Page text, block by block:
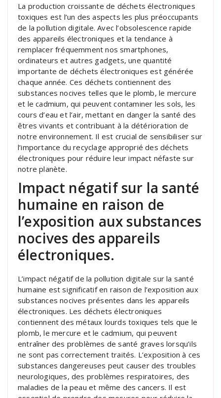
La production croissante de déchets électroniques
toxiques est l’un des aspects les plus préoccupants
de la pollution digitale. Avec l’obsolescence rapide
des appareils électroniques et la tendance à
remplacer fréquemment nos smartphones,
ordinateurs et autres gadgets, une quantité
importante de déchets électroniques est générée
chaque année. Ces déchets contiennent des
substances nocives telles que le plomb, le mercure
et le cadmium, qui peuvent contaminer les sols, les
cours d’eau et l’air, mettant en danger la santé des
êtres vivants et contribuant à la détérioration de
notre environnement. Il est crucial de sensibiliser sur
l’importance du recyclage approprié des déchets
électroniques pour réduire leur impact néfaste sur
notre planète.
Impact négatif sur la santé
humaine en raison de
l’exposition aux substances
nocives des appareils
électroniques.
L’impact négatif de la pollution digitale sur la santé
humaine est significatif en raison de l’exposition aux
substances nocives présentes dans les appareils
électroniques. Les déchets électroniques
contiennent des métaux lourds toxiques tels que le
plomb, le mercure et le cadmium, qui peuvent
entraîner des problèmes de santé graves lorsqu’ils
ne sont pas correctement traités. L’exposition à ces
substances dangereuses peut causer des troubles
neurologiques, des problèmes respiratoires, des
maladies de la peau et même des cancers. Il est